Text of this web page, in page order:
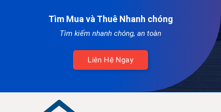
Tìm Mua và Thuê Nhanh chóng
Tìm kiếm nhanh chóng, an toàn
Liên Hệ Ngay